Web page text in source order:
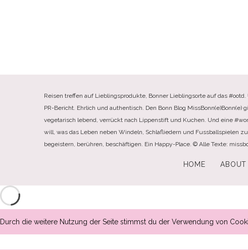
Reisen treffen auf Lieblingsprodukte, Bonner Lieblingsorte auf das
PR-Bericht. Ehrlich und authentisch. Den Bonn Blog
vegetarisch lebend, verrückt nach Lippenstift und Kuchen. Und eine
will, was das Leben neben Windeln, Schlafliedern und Fussballspielen
begeistern, berühren, beschäftigen. Ein Happy-Place. © Alle Texte:
HOME ABOUT
Durch die weitere Nutzung der Seite stimmst du der Verwendung von